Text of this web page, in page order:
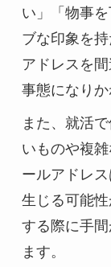
い」「物事
ブな印象を
アドレスを
事態になりか
また、就活
いものや複
ールアドレ
生じる可能
する際に手
ます。